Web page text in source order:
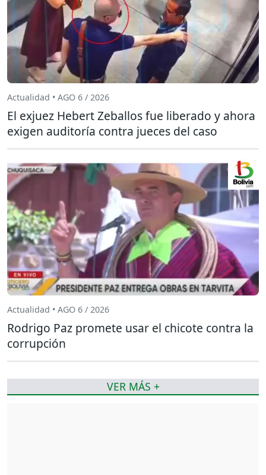
Actualidad • AGO 6 / 2026
El exjuez Hebert Zeballos fue liberado y ahora
exigen auditoría contra jueces del caso
Actualidad • AGO 6 / 2026
Rodrigo Paz promete usar el chicote contra la
corrupción
VER MÁS +